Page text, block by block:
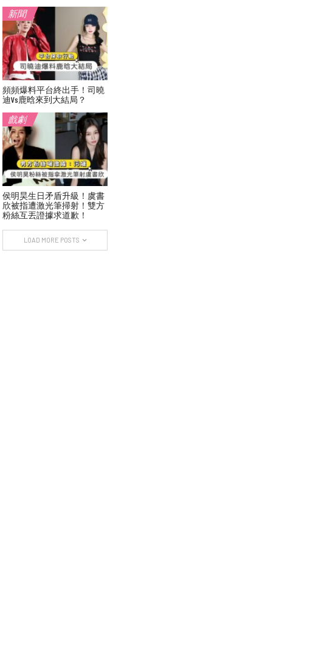
新聞
頻頻爆料平台終出手！司曉
迪vs鹿晗來到大結局？
戲劇
侯明昊生日矛盾升級！虞書
欣被指遭激光筆掃射！雙方
粉絲互丟證據求道歉！
LOAD MORE POSTS